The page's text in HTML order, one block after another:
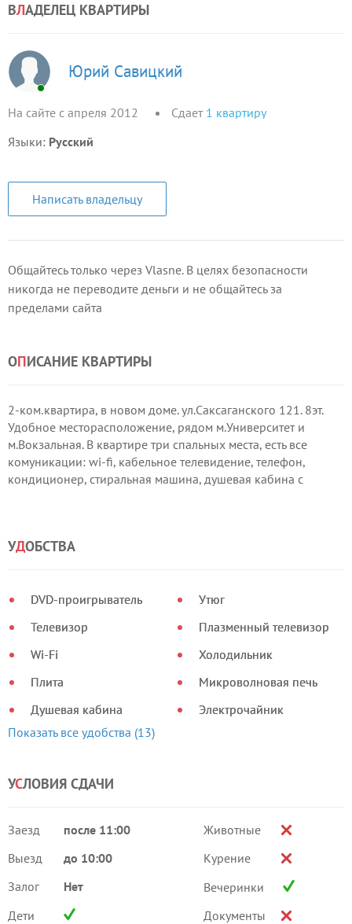
ВЛАДЕЛЕЦ КВАРТИРЫ
Юрий Савицкий
На сайте с апреля 2012 Сдает 1 квартиру
Языки: Русский
Написать владельцу
Общайтесь только через Vlasne. В целях безопасности
никогда не переводите деньги и не общайтесь за
пределами сайта
ОПИСАНИЕ КВАРТИРЫ
2-ком.квартира, в новом доме. ул.Саксаганского 121. 8эт.
Удобное месторасположение, рядом м.Университет и
м.Вокзальная. В квартире три спальных места, есть все
комуникации: wi-fi, кабельное телевидение, телефон,
кондиционер, стиральная машина, душевая кабина с
УДОБСТВА
DVD-проигрыватель
Телевизор
Wi-Fi
Плита
Душевая кабина
Утюг
Плазменный телевизор
Холодильник
Микроволновая печь
Электрочайник
Показать все удобства (13)
УСЛОВИЯ СДАЧИ
Заезд
после 11:00
Выезд
до 10:00
Залог
Нет
Дети
Животные
Курение
Вечеринки
Документы